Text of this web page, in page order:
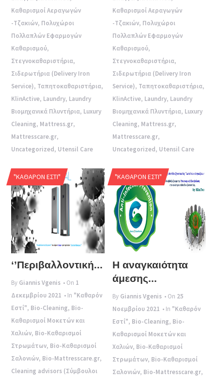
Καθαρισμοί Αεραγωγών
-Τζακιών, Πολυχώροι
Πολλαπλών Εφαρμογών
Καθαρισμού,
Στεγνοκαθαριστήρια,
Σιδερωτήρια (Delivery Iron
Service), Ταπητοκαθαριστήρια,
KlinActive, Laundry, Laundry
Βιομηχανικά Πλυντήρια, Luxury
Cleaning, Mattress.gr,
Mattresscare.gr,
Uncategorized, Utensil Care
Καθαρισμοί Αεραγωγών
-Τζακιών, Πολυχώροι
Πολλαπλών Εφαρμογών
Καθαρισμού,
Στεγνοκαθαριστήρια,
Σιδερωτήρια (Delivery Iron
Service), Ταπητοκαθαριστήρια,
KlinActive, Laundry, Laundry
Βιομηχανικά Πλυντήρια, Luxury
Cleaning, Mattress.gr,
Mattresscare.gr,
Uncategorized, Utensil Care
"ΚΑΘΑΡΌΝ ΕΣΤΊ"
‘’Περιβαλλοντική...
By Giannis Vgenis • On 1
Δεκεμβρίου 2021 • In "Καθαρόν
Εστί", Bio-Cleaning, Bio-
Καθαρισμοί Μοκετών και
Χαλιών, Bio-Καθαρισμοί
Στρωμάτων, Bio-Καθαρισμοί
Σαλονιών, Bio-Mattresscare.gr,
Cleaning advisors (Σύμβουλοι
"ΚΑΘΑΡΌΝ ΕΣΤΊ"
Η αναγκαιότητα
άμεσης...
By Giannis Vgenis • On 25
Νοεμβρίου 2021 • In "Καθαρόν
Εστί", Bio-Cleaning, Bio-
Καθαρισμοί Μοκετών και
Χαλιών, Bio-Καθαρισμοί
Στρωμάτων, Bio-Καθαρισμοί
Σαλονιών, Bio-Mattresscare.gr,